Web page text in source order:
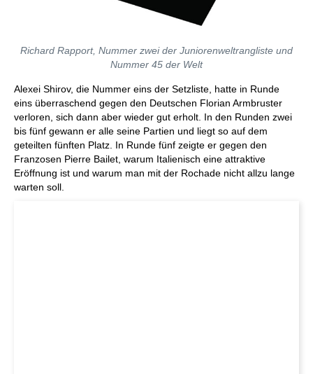
Richard Rapport, Nummer zwei der Juniorenweltrangliste und
Nummer 45 der Welt
Alexei Shirov, die Nummer eins der Setzliste, hatte in Runde
eins überraschend gegen den Deutschen Florian Armbruster
verloren, sich dann aber wieder gut erholt. In den Runden zwei
bis fünf gewann er alle seine Partien und liegt so auf dem
geteilten fünften Platz. In Runde fünf zeigte er gegen den
Franzosen Pierre Bailet, warum Italienisch eine attraktive
Eröffnung ist und warum man mit der Rochade nicht allzu lange
warten soll.